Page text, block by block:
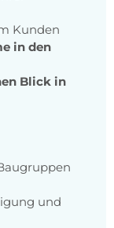
Kunden
in den
Blick in
und